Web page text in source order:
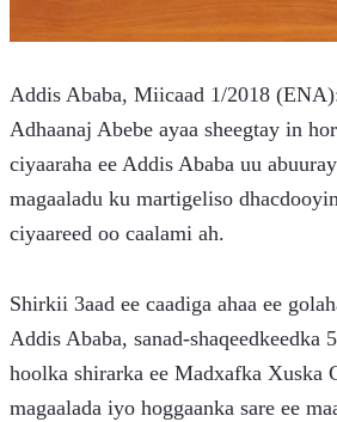
Addis Ababa, Miicaad 1/2018
Adhaanaj Abebe ayaa sheegtay in
ciyaaraha ee Addis Ababa uu
magaaladu ku martigeliso
ciyaareed oo caalami ah.
Shirkii 3aad ee caadiga ahaa ee
Addis Ababa, sanad-shaqeedkeedka
hoolka shirarka ee Madxafka Xuska
magaalada iyo hoggaanka sare ee